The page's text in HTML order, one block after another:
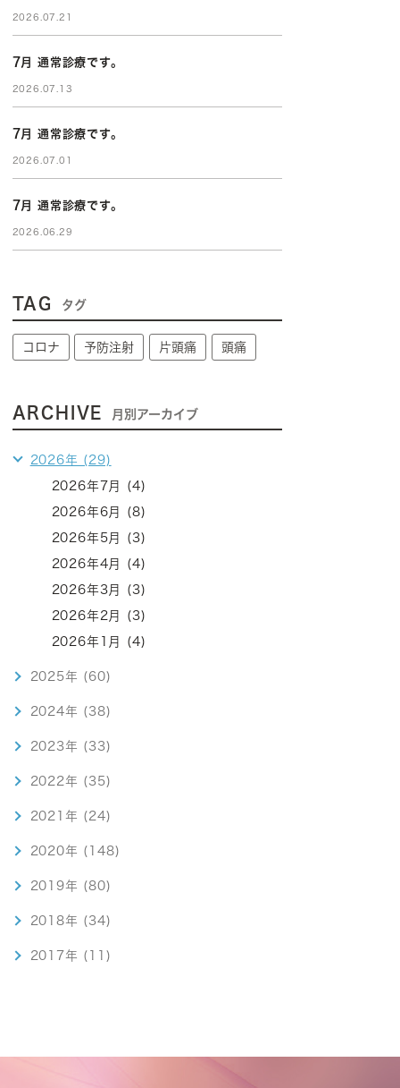
2026.07.21
7月 通常診療です。
2026.07.13
7月 通常診療です。
2026.07.01
7月 通常診療です。
2026.06.29
TAG タグ
コロナ 予防注射 片頭痛 頭痛
ARCHIVE 月別アーカイブ
2026年 (29)
2026年7月 (4)
2026年6月 (8)
2026年5月 (3)
2026年4月 (4)
2026年3月 (3)
2026年2月 (3)
2026年1月 (4)
2025年 (60)
2024年 (38)
2023年 (33)
2022年 (35)
2021年 (24)
2020年 (148)
2019年 (80)
2018年 (34)
2017年 (11)